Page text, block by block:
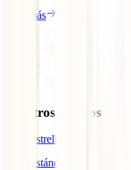
Leer más
Nuestros seguros
IATI Estrella
IATI Estándar